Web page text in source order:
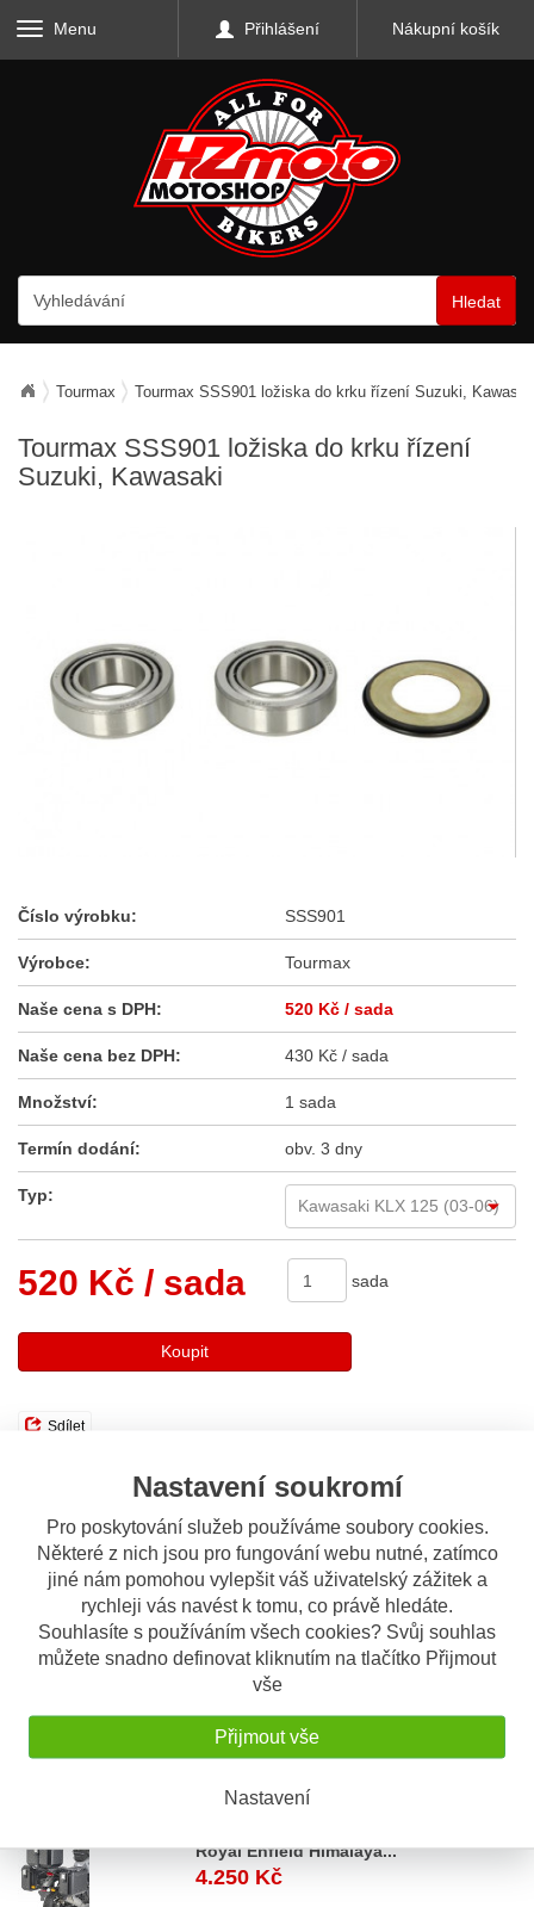
Nastavení soukromí
Pro poskytování služeb používáme soubory cookies.
Některé z nich jsou pro fungování webu nutné, zatímco
jiné nám pomohou vylepšit váš uživatelský zážitek a
rychleji vás navést k tomu, co právě hledáte.
Souhlasíte s používáním všech cookies? Svůj souhlas
můžete snadno definovat kliknutím na tlačítko Přijmout
vše
Přijmout vše
Nastavení
Menu Přihlášení Nákupní košík
Hledat
Tourmax Tourmax SSS901 ložiska do krku řízení Suzuki,
Tourmax SSS901 ložiska do krku řízení
Suzuki, Kawasaki
Číslo výrobku: SSS901
Výrobce: Tourmax
Naše cena s DPH: 520 Kč / sada
Naše cena bez DPH: 430 Kč / sada
Množství: 1 sada
Termín dodání: obv. 3 dny
Typ:
520 Kč / sada sada
Koupit
Sdílet
Popis výrobku
Sada originálních ložisek do krku řízení
od značky Tourmax.
Sada kuželíkových ložisek do krku
dodavatel ložisek jako v prvovýrobě) japonského výrobce.
Royal Enfield Himalaya...
4.250 Kč